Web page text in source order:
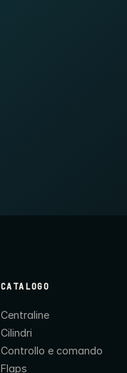
CATALOGO
Centraline
Cilindri
Controllo e comando
Flaps